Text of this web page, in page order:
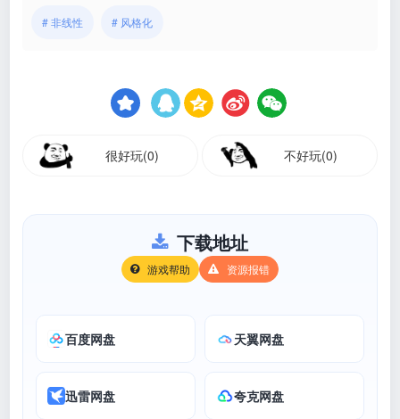
# 非线性 # 风格化
很好玩(0) 不好玩(0)
下载地址
游戏帮助 资源报错
百度网盘 天翼网盘
迅雷网盘 夸克网盘